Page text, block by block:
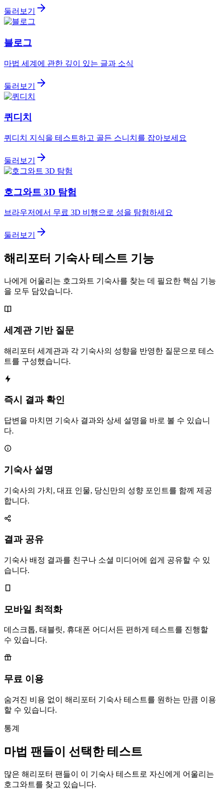
둘러보기
블로그
마법 세계에 관한 깊이 있는 글과 소식
둘러보기
퀴디치
퀴디치 지식을 테스트하고 골든 스니치를 잡아보세요
둘러보기
호그와트 3D 탐험
브라우저에서 무료 3D 비행으로 성을 탐험하세요
둘러보기
해리포터 기숙사 테스트 기능
나에게 어울리는 호그와트 기숙사를 찾는 데 필요한 핵심 기능
을 모두 담았습니다.
세계관 기반 질문
해리포터 세계관과 각 기숙사의 성향을 반영한 질문으로 테스
트를 구성했습니다.
즉시 결과 확인
답변을 마치면 기숙사 결과와 상세 설명을 바로 볼 수 있습니
다.
기숙사 설명
기숙사의 가치, 대표 인물, 당신만의 성향 포인트를 함께 제공
합니다.
결과 공유
기숙사 배정 결과를 친구나 소셜 미디어에 쉽게 공유할 수 있
습니다.
모바일 최적화
데스크톱, 태블릿, 휴대폰 어디서든 편하게 테스트를 진행할
수 있습니다.
무료 이용
숨겨진 비용 없이 해리포터 기숙사 테스트를 원하는 만큼 이용
할 수 있습니다.
통계
마법 팬들이 선택한 테스트
많은 해리포터 팬들이 이 기숙사 테스트로 자신에게 어울리는
호그와트를 찾고 있습니다.